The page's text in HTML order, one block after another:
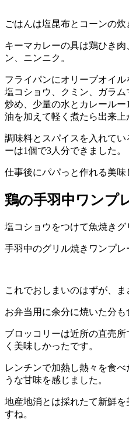
ごはんは塩昆布とコーンの炊
キーマカレーの具は鶏ひき
ン、ニンニク。
フライパンにオリーブオイル
塩コショウ、クミン、ガラ
炒め、少量の水とカレール
油を加えて軽く煮たら出来上
調味料とスパイスを入れて
ーは1個で3人分できました。
仕事後にパパっと作れる美味
鶏の手羽中ワンプ
塩コショウをつけて魚焼きグ
手羽中のグリル焼きワンプレ
これでおしまいのはずが、ま
お弁当用に余分に焼いた分も
ブロッコリーは近所の直売
く美味しかったです。
レンチンで加熱し熱々を食
うな甘味を感じました。
地産地消とは採れたて新鮮
すね。